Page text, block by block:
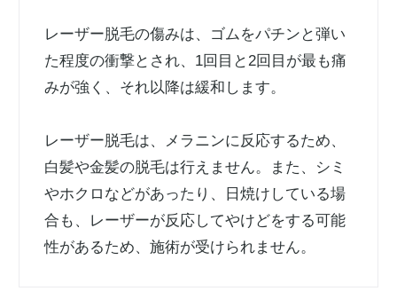
レーザー脱毛の傷みは、ゴムをパチンと弾い
た程度の衝撃とされ、1回目と2回目が最も痛
みが強く、それ以降は緩和します。
レーザー脱毛は、メラニンに反応するため、
白髪や金髪の脱毛は行えません。また、シミ
やホクロなどがあったり、日焼けしている場
合も、レーザーが反応してやけどをする可能
性があるため、施術が受けられません。